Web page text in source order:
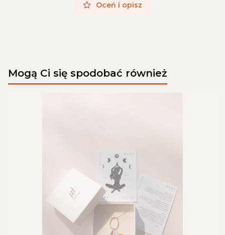
Oceń i opisz
Mogą Ci się spodobać również